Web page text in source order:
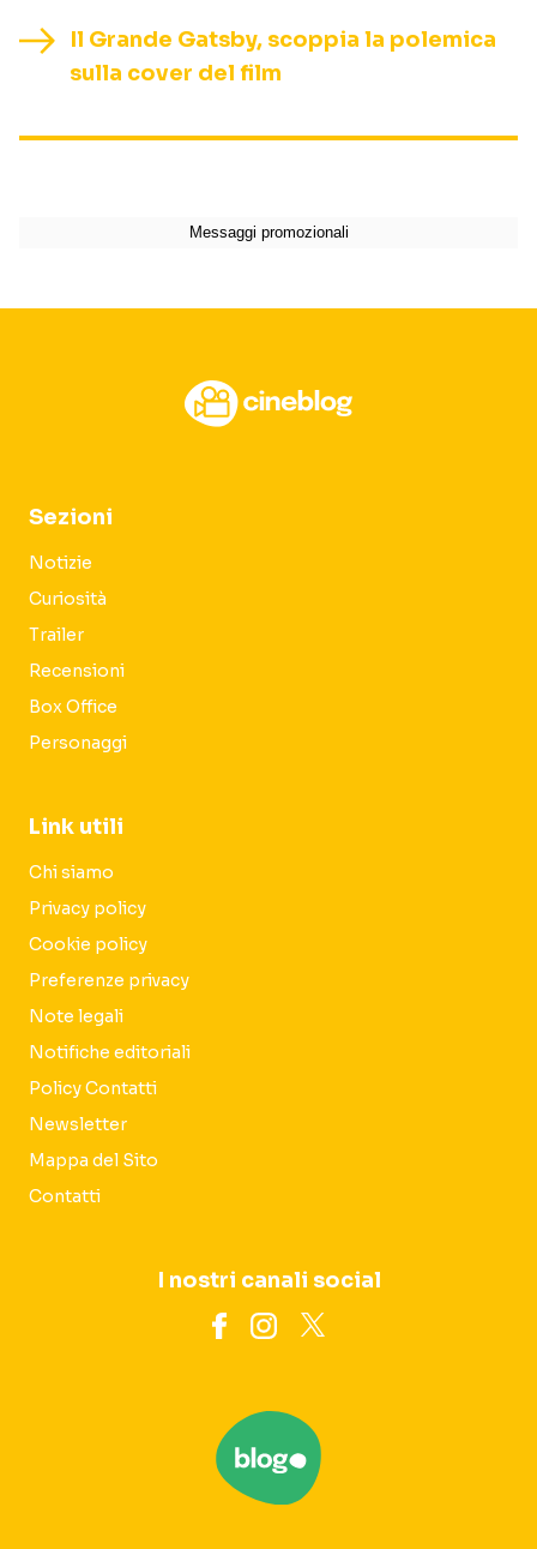
Il Grande Gatsby, scoppia la polemica
sulla cover del film
Sezioni
Notizie
Curiosità
Trailer
Recensioni
Box Office
Personaggi
Link utili
Chi siamo
Privacy policy
Cookie policy
Preferenze privacy
Note legali
Notifiche editoriali
Policy Contatti
Newsletter
Mappa del Sito
Contatti
I nostri canali social